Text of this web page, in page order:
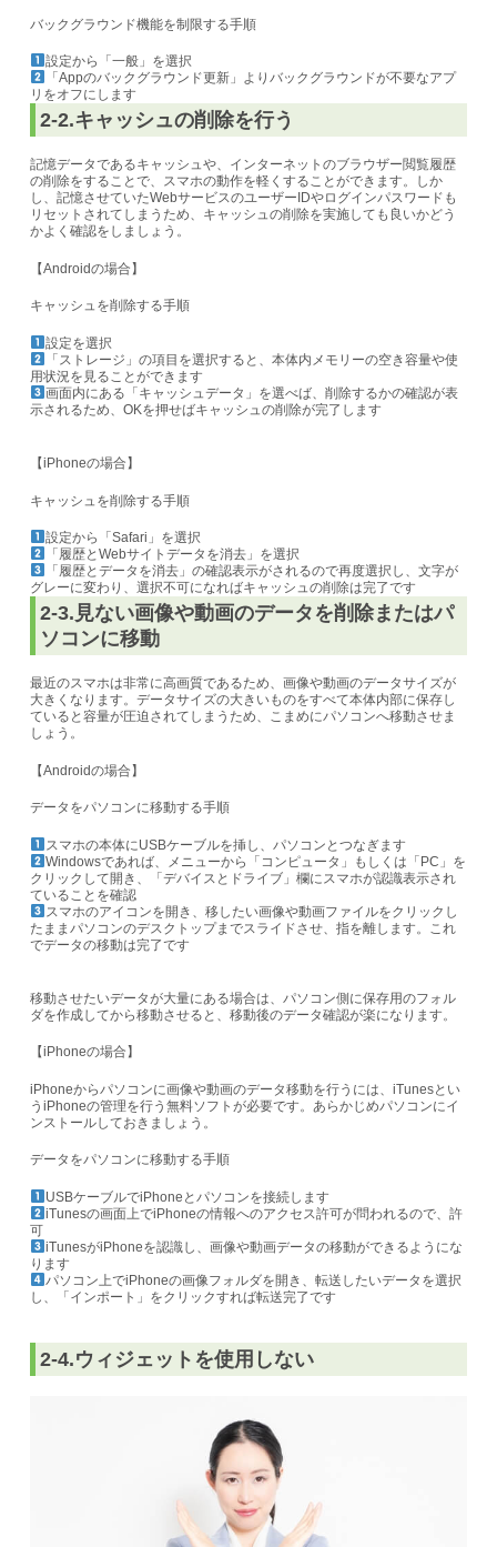
バックグラウンド機能を制限する手順
設定から「一般」を選択
「Appのバックグラウンド更新」よりバックグラウンドが不要なアプ
リをオフにします
2-2.キャッシュの削除を行う
記憶データであるキャッシュや、インターネットのブラウザー閲覧履歴
の削除をすることで、スマホの動作を軽くすることができます。しか
し、記憶させていたWebサービスのユーザーIDやログインパスワードも
リセットされてしまうため、キャッシュの削除を実施しても良いかどう
かよく確認をしましょう。
【Androidの場合】
キャッシュを削除する手順
設定を選択
「ストレージ」の項目を選択すると、本体内メモリーの空き容量や使
用状況を見ることができます
画面内にある「キャッシュデータ」を選べば、削除するかの確認が表
示されるため、OKを押せばキャッシュの削除が完了します
【iPhoneの場合】
キャッシュを削除する手順
設定から「Safari」を選択
「履歴とWebサイトデータを消去」を選択
「履歴とデータを消去」の確認表示がされるので再度選択し、文字が
グレーに変わり、選択不可になればキャッシュの削除は完了です
2-3.見ない画像や動画のデータを削除またはパ
ソコンに移動
最近のスマホは非常に高画質であるため、画像や動画のデータサイズが
大きくなります。データサイズの大きいものをすべて本体内部に保存し
ていると容量が圧迫されてしまう ため、こまめにパソコンへ移動させま
しょう。
【Androidの場合】
データをパソコンに移動する手順
スマホの本体にUSBケーブルを挿し、パソコンとつなぎます
Windowsであれば、メニューから「コンピュータ」もしくは「PC」を
クリックして開き、「デバイスとドライブ」欄にスマホが認識表示され
ていることを確認
スマホのアイコンを開き、移したい画像や動画ファイルをクリックし
たままパソコンのデスクトップまでスライドさせ、指を離します。これ
でデータの移動は完了です
移動させたいデータが大量にある場合は、パソコン側に保存用のフォル
ダを作成してから移動させると、移動後のデータ確認が楽になります。
【iPhoneの場合】
iPhoneからパソコンに画像や動画のデータ移動を行うには、iTunesとい
うiPhoneの管理を行う無料ソフトが必要です。あらかじめパソコンにイ
ンストールしておきましょう。
データをパソコンに移動する手順
USBケーブルでiPhoneとパソコンを接続します
iTunesの画面上でiPhoneの情報へのアクセス許可が問われるので、許
可
iTunesがiPhoneを認識し、画像や動画データの移動ができるようにな
ります
パソコン上でiPhoneの画像フォルダを開き、転送したいデータを選択
し、「インポート」をクリックすれば転送完了です
2-4.ウィジェットを使用しない